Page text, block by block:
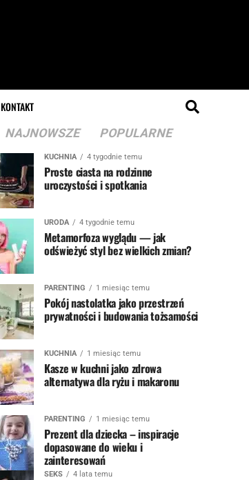
KONTAKT
NAJNOWSZE POPULARNE
KUCHNIA 4 tygodnie temu
Proste ciasta na rodzinne
uroczystości i spotkania
URODA 4 tygodnie temu
Metamorfoza wyglądu — jak
odświeżyć styl bez wielkich zmian?
PARENTING 1 miesiąc temu
Pokój nastolatka jako przestrzeń
prywatności i budowania tożsamości
KUCHNIA 1 miesiąc temu
Kasze w kuchni jako zdrowa
alternatywa dla ryżu i makaronu
PARENTING 1 miesiąc temu
Prezent dla dziecka – inspiracje
dopasowane do wieku i
zainteresowań
SEKS 4 lata temu